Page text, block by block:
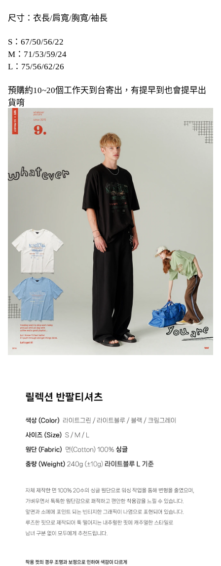
尺寸：衣長/肩寬/胸寬/袖長
S：67/50/56/22
M：71/53/59/24
L：75/56/62/26
預購約10~20個工作天到台寄出，有提早到也會提早出
貨唷